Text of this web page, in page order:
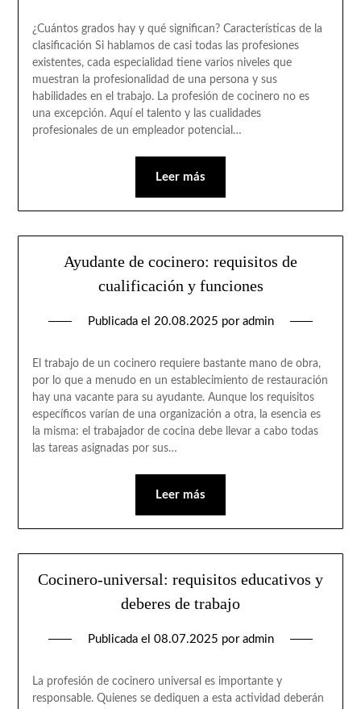
¿Cuántos grados hay y qué significan? Características de la
clasificación Si hablamos de casi todas las profesiones
existentes, cada especialidad tiene varios niveles que
muestran la profesionalidad de una persona y sus
habilidades en el trabajo. La profesión de cocinero no es
una excepción. Aquí el talento y las cualidades
profesionales de un empleador potencial…
Leer más
Ayudante de cocinero: requisitos de
cualificación y funciones
Publicada el 20.08.2025 por admin
El trabajo de un cocinero requiere bastante mano de obra,
por lo que a menudo en un establecimiento de restauración
hay una vacante para su ayudante. Aunque los requisitos
específicos varían de una organización a otra, la esencia es
la misma: el trabajador de cocina debe llevar a cabo todas
las tareas asignadas por sus…
Leer más
Cocinero-universal: requisitos educativos y
deberes de trabajo
Publicada el 08.07.2025 por admin
La profesión de cocinero universal es importante y
responsable. Quienes se dediquen a esta actividad deberán